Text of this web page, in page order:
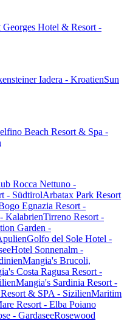
Georges Hotel & Resort -
Iadera - KroatienSun
Beach Resort & Spa -
Rocca Nettuno -
- SüdtirolArbatax Park Resort
Egnazia Resort -
KalabrienTirreno Resort -
Garden -
Golfo del Sole Hotel -
Hotel Sonnenalm -
Mangia's Brucoli,
Costa Ragusa Resort -
Mangia's Sardinia Resort -
& SPA - SizilienMaritim
Resort - Elba Poiano
- GardaseeRosewood